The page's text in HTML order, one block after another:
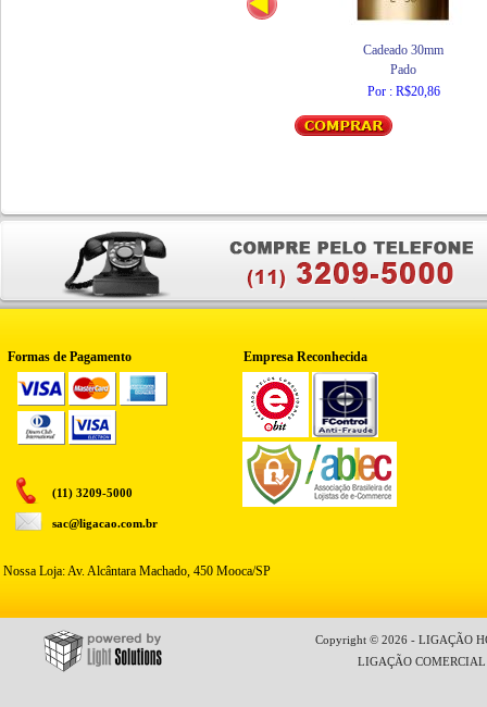
Cadeado 30mm
Pado
Por : R$20,86
Formas de Pagamento Empresa Reconhecida
(11) 3209-5000
sac@ligacao.com.br
Nossa Loja: Av. Alcântara Machado, 450 Mooca/SP
Copyright © 2026 - LIGAÇÃO
LIGAÇÃO